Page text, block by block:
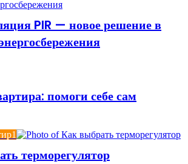
PIR — новое решение в
помоги себе сам
терморегулятор